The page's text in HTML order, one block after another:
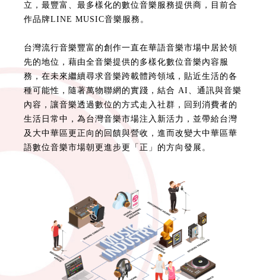
立，最豐富、最多樣化的數位音樂服務提供商，目前合
作品牌LINE MUSIC音樂服務。
台灣流行音樂豐富的創作一直在華語音樂市場中居於領
先的地位，藉由全音樂提供的多樣化數位音樂內容服
務，在未來繼續尋求音樂跨載體跨領域，貼近生活的各
種可能性，隨著萬物聯網的實踐，結合 AI、通訊與音樂
內容，讓音樂透過數位的方式走入社群，回到消費者的
生活日常中，為台灣音樂市場注入新活力，並帶給台灣
及大中華區更正向的回饋與營收，進而改變大中華區華
語數位音樂市場朝更進步更「正」的方向發展。